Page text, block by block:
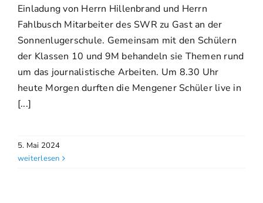
Einladung von Herrn Hillenbrand und Herrn
Fahlbusch Mitarbeiter des SWR zu Gast an der
Sonnenlugerschule. Gemeinsam mit den Schülern
der Klassen 10 und 9M behandeln sie Themen rund
um das journalistische Arbeiten. Um 8.30 Uhr
heute Morgen durften die Mengener Schüler live in
[...]
5. Mai 2024
weiterlesen